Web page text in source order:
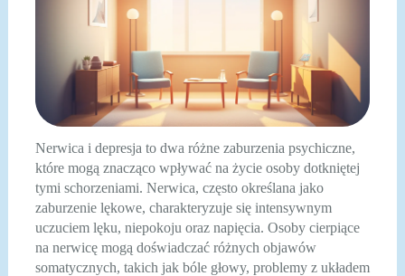
Nerwica i depresja to dwa różne zaburzenia psychiczne,
które mogą znacząco wpływać na życie osoby dotkniętej
tymi schorzeniami. Nerwica, często określana jako
zaburzenie lękowe, charakteryzuje się intensywnym
uczuciem lęku, niepokoju oraz napięcia. Osoby cierpiące
na nerwicę mogą doświadczać różnych objawów
somatycznych, takich jak bóle głowy, problemy z układem